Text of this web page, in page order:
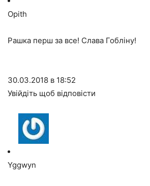
Opith
Рашка перш за все! Слава Гобліну!
30.03.2018 в 18:52
Увійдіть щоб відповісти
Yggwyn